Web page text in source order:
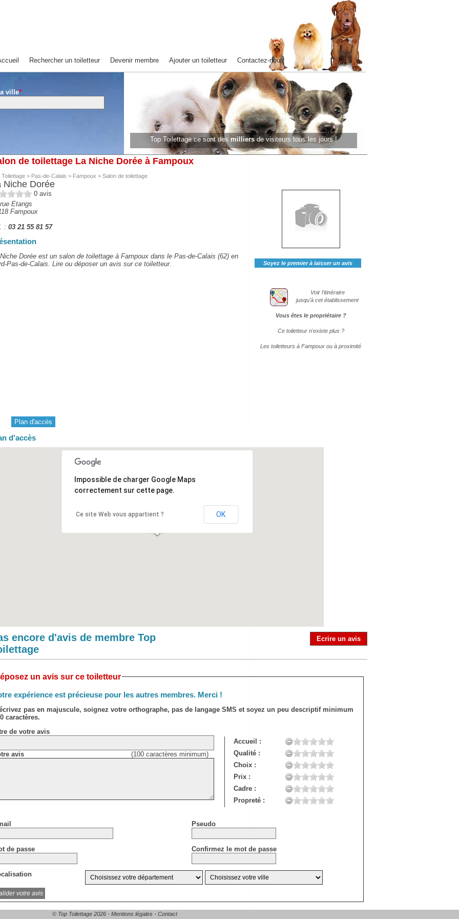
Rechercher un toiletteur Devenir membre Ajouter un toiletteur Contactez-nous
ville*
Top Toilettage ce sont des milliers de visiteurs tous les jours !
de toilettage La Niche Dorée à Fampoux
Toilettage> Pas-de-Calais > Fampoux > Salon de toilettage
Niche Dorée
0avis
Etangs
Fampoux
: 03 21 55 81 57
Dorée est un salon de toilettage à Fampoux dans le Pas-de-Calais (62) en
Pas-de-Calais. Lire ou déposer un avis sur ce toiletteur.
Soyez le premier à laisser un avis
Voir l'itinéraire
jusqu'à cet établissement
Vous êtes le propriétaire ?
Ce toiletteur n'existe plus ?
Les toiletteurs à Fampoux ou à proximité
Plan d'accès
d'accès
Impossible de charger Google Maps
correctement sur cette page.
Ce site Web vous appartient ? OK
encore d'avis de membre Top
Ecrire un avis
un avis sur ce toiletteur
expérience est précieuse pour les autres membres. Merci !
pas en majuscule, soignez votre orthographe, pas de langage SMS et soyez un peu descriptif minimum
caractères.
de votre avis
avis (100 caractères minimum)
Accueil :
Qualité :
Choix :
Prix :
Cadre :
Propreté :
Pseudo
de passe Confirmez le mot de passe
© Top Toilettage 2026 - Mentions légales - Contact